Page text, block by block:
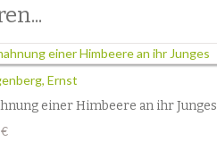
Ernst
einer Himbeere an ihr Junges
€